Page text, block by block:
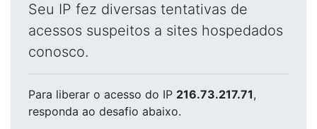
Seu IP fez diversas tentativas de
acessos suspeitos a sites hospedados
conosco.
Para liberar o acesso do IP 216.73.217.71,
responda ao desafio abaixo.